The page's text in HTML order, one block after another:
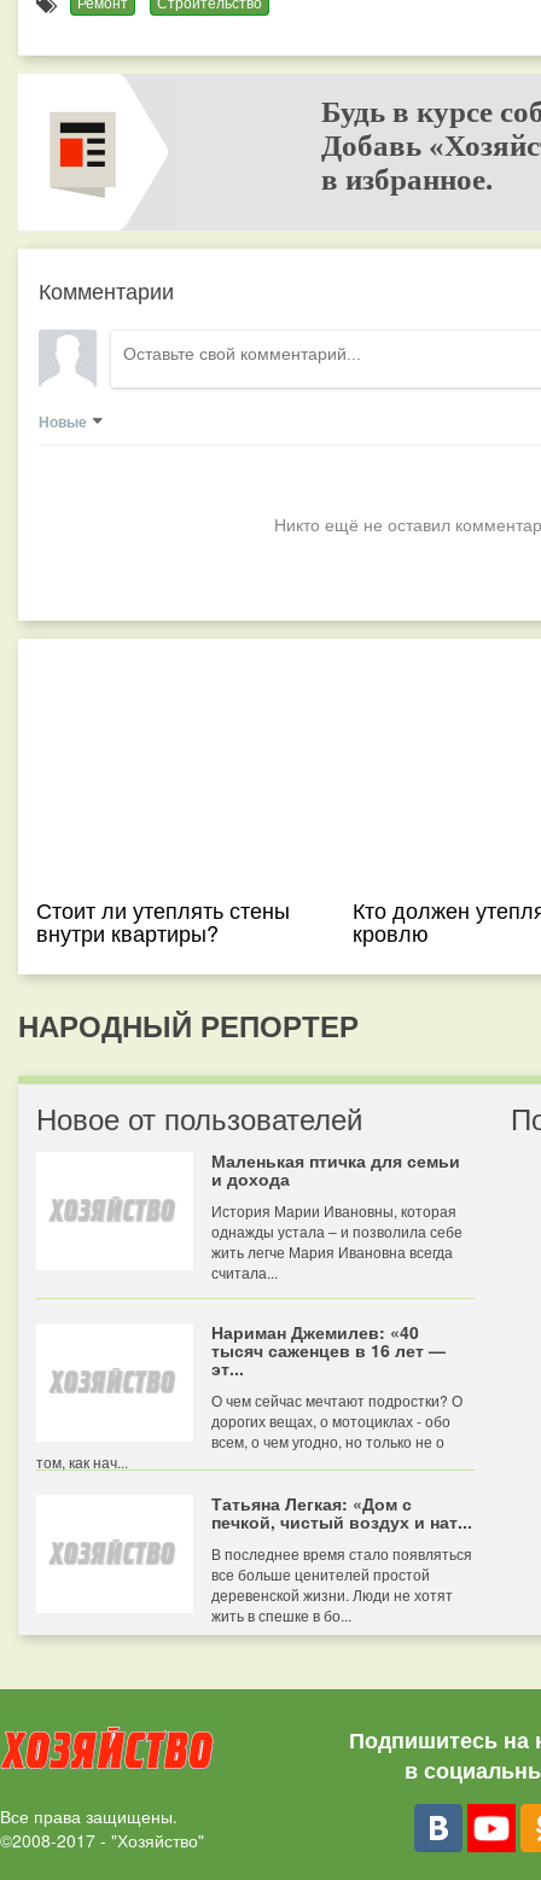
Будь в курсе
Добавь
в избранное.
Комментарии
Новые
Никто ещё не оставил
Стоит ли утеплять стены
внутри квартиры?
Кто должен
кровлю
НАРОДНЫЙ РЕПОРТЕР
Новое от пользователей
Маленькая птичка для семьи
и дохода
История Марии Ивановны, которая
однажды устала – и позволила себе
жить легче Мария Ивановна всегда
считала...
Нариман Джемилев: «40
тысяч саженцев в 16 лет —
эт...
О чем сейчас мечтают подростки? О
дорогих вещах, о мотоциклах - обо
всем, о чем угодно, но только не о
том, как нач...
Татьяна Легкая: «Дом с
печкой, чистый воздух и нат...
В последнее время стало появляться
все больше ценителей простой
деревенской жизни. Люди не хотят
жить в спешке в бо...
Все права защищены.
©2008-2017 - "Хозяйство"
Подпишитесь на
в